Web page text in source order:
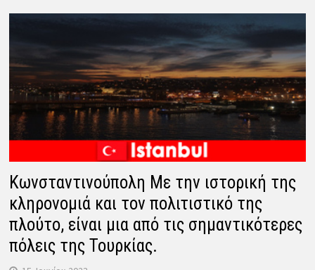
Κωνσταντινούπολη Με την ιστορική της
κληρονομιά και τον πολιτιστικό της
πλούτο, είναι μια από τις σημαντικότερες
πόλεις της Τουρκίας.